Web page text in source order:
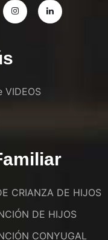
VIDEOS
CRIANZA DE HIJOS
DE HIJOS
CONYUGAL